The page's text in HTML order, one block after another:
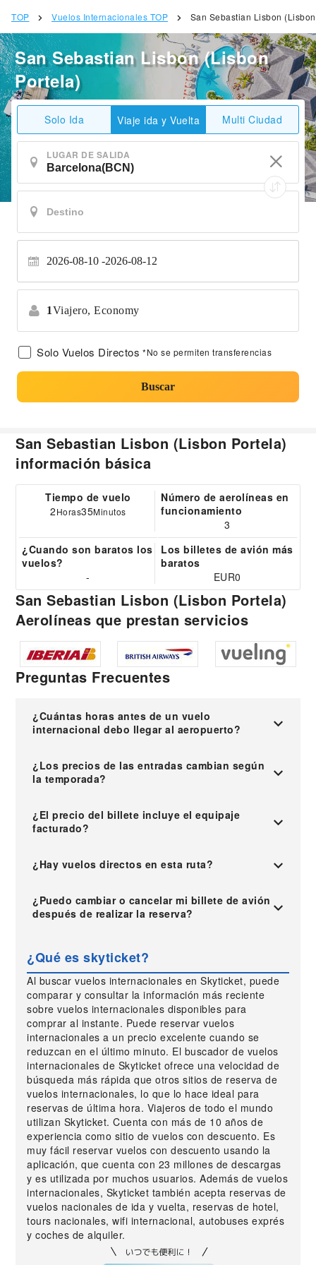
TOP Vuelos Internacionales TOP San Sebastian Lisbon
San Sebastian Lisbon (Lisbon
Portela)
Solo Ida Viaje ida y Vuelta Multi Ciudad
LUGAR DE SALIDA
2026-08-10 2026-08-12
1Viajero, Economy
Solo Vuelos Directos *No se permiten transferencias
Buscar
San Sebastian Lisbon (Lisbon Portela)
información básica
Tiempo de vuelo
2Horas35Minutos
Número de aerolíneas en
funcionamiento
3
¿Cuando son baratos los
vuelos?
-
Los billetes de avión más
baratos
EUR0
San Sebastian Lisbon (Lisbon Portela)
Aerolíneas que prestan servicios
Preguntas Frecuentes
¿Cuántas horas antes de un vuelo
internacional debo llegar al aeropuerto?
¿Los precios de las entradas cambian según
la temporada?
¿El precio del billete incluye el equipaje
facturado?
¿Hay vuelos directos en esta ruta?
¿Puedo cambiar o cancelar mi billete de avión
después de realizar la reserva?
¿Qué es skyticket?
Al buscar vuelos internacionales en Skyticket, puede
comparar y consultar la información más reciente
sobre vuelos internacionales disponibles para
comprar al instante. Puede reservar vuelos
internacionales a un precio excelente cuando se
reduzcan en el último minuto. El buscador de vuelos
internacionales de Skyticket ofrece una velocidad de
búsqueda más rápida que otros sitios de reserva de
vuelos internacionales, lo que lo hace ideal para
reservas de última hora. Viajeros de todo el mundo
utilizan Skyticket. Cuenta con más de 10 años de
experiencia como sitio de vuelos con descuento. Es
muy fácil reservar vuelos con descuento usando la
aplicación, que cuenta con 23 millones de descargas
y es utilizada por muchos usuarios. Además de vuelos
internacionales, Skyticket también acepta reservas de
vuelos nacionales de ida y vuelta, reservas de hotel,
tours nacionales, wifi internacional, autobuses exprés
y coches de alquiler.